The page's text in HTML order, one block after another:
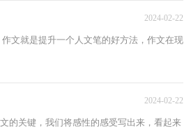
2024-02-22
文就是提升一个人文笔的好方法，作文在现
2024-02-22
的关键，我们将感性的感受写出来，看起来